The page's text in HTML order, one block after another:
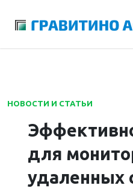
НОВОСТИ И СТАТЬИ
для
удаленных